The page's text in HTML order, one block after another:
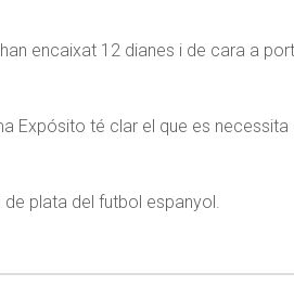
encaixat 12 dianes i de cara a
Expósito té clar el que es necessita
plata del futbol espanyol.